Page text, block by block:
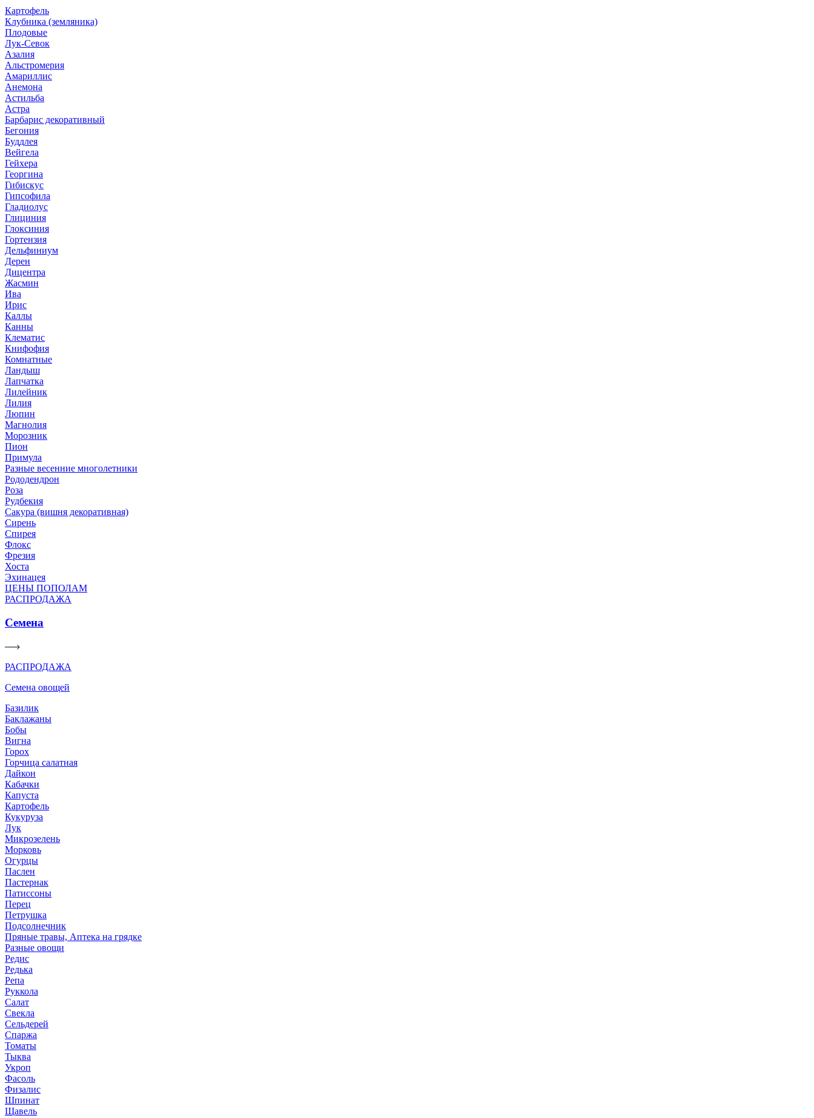
Картофель
Клубника (земляника)
Плодовые
Лук-Севок
Азалия
Альстромерия
Амариллис
Анемона
Астильба
Астра
Барбарис декоративный
Бегония
Буддлея
Вейгела
Гейхера
Георгина
Гибискус
Гипсофила
Гладиолус
Глициния
Глоксиния
Гортензия
Дельфиниум
Дерен
Дицентра
Жасмин
Ива
Ирис
Каллы
Канны
Клематис
Книфофия
Комнатные
Ландыш
Лапчатка
Лилейник
Лилия
Люпин
Магнолия
Морозник
Пион
Примула
Разные весенние многолетники
Рододендрон
Роза
Рудбекия
Сакура (вишня декоративная)
Сирень
Спирея
Флокс
Фрезия
Хоста
Эхинацея
ЦЕНЫ ПОПОЛАМ
РАСПРОДАЖА
Семена
РАСПРОДАЖА
Семена овощей
Базилик
Баклажаны
Бобы
Вигна
Горох
Горчица салатная
Дайкон
Кабачки
Капуста
Картофель
Кукуруза
Лук
Микрозелень
Морковь
Огурцы
Паслен
Пастернак
Патиссоны
Перец
Петрушка
Подсолнечник
Пряные травы, Аптека на грядке
Разные овощи
Редис
Редька
Репа
Руккола
Салат
Свекла
Сельдерей
Спаржа
Томаты
Тыква
Укроп
Фасоль
Физалис
Шпинат
Щавель